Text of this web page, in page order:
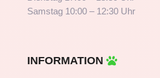
Samstag 10:00 – 12:30 Uhr
INFORMATION